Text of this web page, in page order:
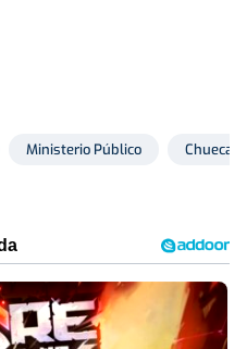
Ministerio Público Chueca